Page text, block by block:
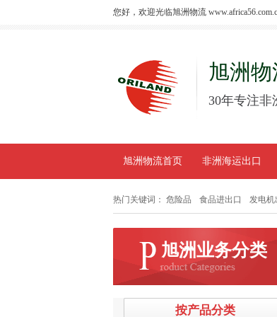
您好，欢迎光临旭洲物流
旭洲物
30年专注非
旭洲物流首页 非洲海运出口
热门关键词： 危险品 食品进出口 发电机
旭洲业务分类
按产品分类